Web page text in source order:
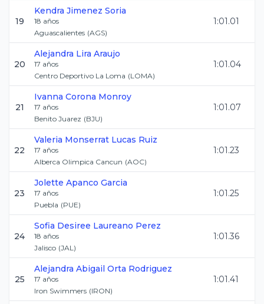
19
Kendra Jimenez Soria
18 años
Aguascalientes (AGS)
1:01.01
20
Alejandra Lira Araujo
17 años
Centro Deportivo La Loma (LOMA)
1:01.04
21
Ivanna Corona Monroy
17 años
Benito Juarez (BJU)
1:01.07
22
Valeria Monserrat Lucas Ruiz
17 años
Alberca Olimpica Cancun (AOC)
1:01.23
23
Jolette Apanco Garcia
17 años
Puebla (PUE)
1:01.25
24
Sofia Desiree Laureano Perez
18 años
Jalisco (JAL)
1:01.36
25
Alejandra Abigail Orta Rodriguez
17 años
Iron Swimmers (IRON)
1:01.41